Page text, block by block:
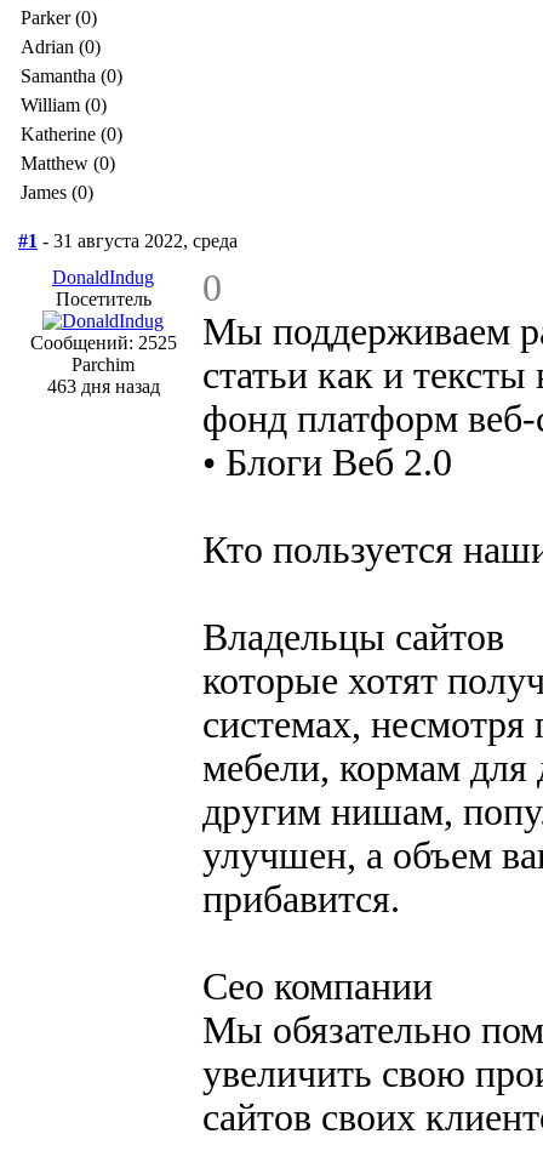
Parker (0)
Adrian (0)
Samantha (0)
William (0)
Katherine (0)
Matthew (0)
James (0)
#1 - 31 августа 2022, среда
DonaldIndug
Посетитель
Сообщений: 2525
Parchim
463 дня назад
0
Мы поддерживаем
статьи как и
фонд платформ веб-
• Блоги Веб 2.0
Кто пользуется
Владельцы сайтов
которые хотят
системах,
мебели, кормам
другим нишам,
улучшен, а объем
прибавится.
Сео компании
Мы обязательно
увеличить свою
сайтов своих